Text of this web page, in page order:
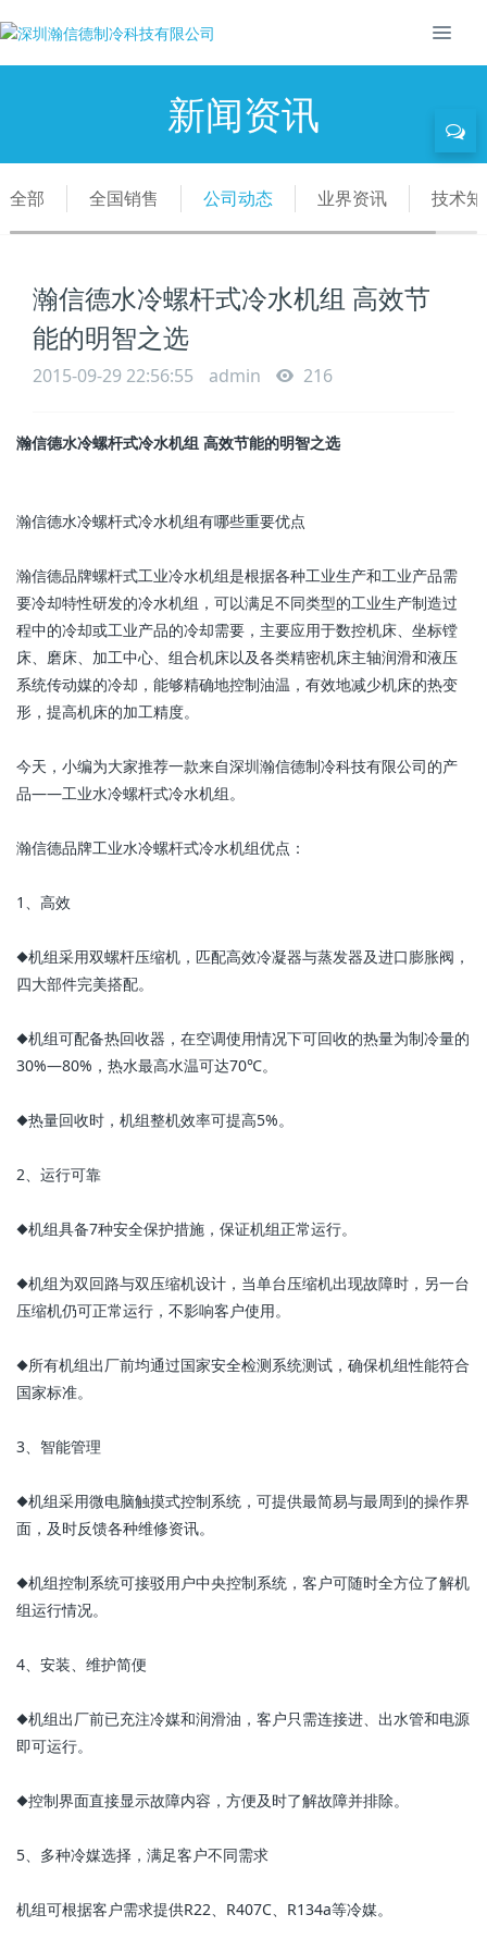
新闻资讯
全部 全国销售 公司动态 业界资讯 技术
瀚信德水冷螺杆式冷水机组 高效节
能的明智之选
2015-09-29 22:56:55 admin 216
瀚信德水冷螺杆式冷水机组 高效节能的明智之选
瀚信德水冷螺杆式冷水机组有哪些重要优点
瀚信德品牌螺杆式工业冷水机组是根据各种工业生产和工业产品需
要冷却特性研发的冷水机组，可以满足不同类型的工业生产制造过
程中的冷却或工业产品的冷却需要，主要应用于数控机床、坐标镗
床、磨床、加工中心、组合机床以及各类精密机床主轴润滑和液压
系统传动媒的冷却，能够精确地控制油温，有效地减少机床的热变
形，提高机床的加工精度。
今天，小编为大家推荐一款来自深圳瀚信德制冷科技有限公司的产
品——工业水冷螺杆式冷水机组。
瀚信德品牌工业水冷螺杆式冷水机组优点：
1、高效
◆机组采用双螺杆压缩机，匹配高效冷凝器与蒸发器及进口膨胀阀，
四大部件完美搭配。
◆机组可配备热回收器，在空调使用情况下可回收的热量为制冷量的
30%—80%，热水最高水温可达70℃。
◆热量回收时，机组整机效率可提高5%。
2、运行可靠
◆机组具备7种安全保护措施，保证机组正常运行。
◆机组为双回路与双压缩机设计，当单台压缩机出现故障时，另一台
压缩机仍可正常运行，不影响客户使用。
◆所有机组出厂前均通过国家安全检测系统测试，确保机组性能符合
国家标准。
3、智能管理
◆机组采用微电脑触摸式控制系统，可提供最简易与最周到的操作界
面，及时反馈各种维修资讯。
◆机组控制系统可接驳用户中央控制系统，客户可随时全方位了解机
组运行情况。
4、安装、维护简便
◆机组出厂前已充注冷媒和润滑油，客户只需连接进、出水管和电源
即可运行。
◆控制界面直接显示故障内容，方便及时了解故障并排除。
5、多种冷媒选择，满足客户不同需求
机组可根据客户需求提供R22、R407C、R134a等冷媒。